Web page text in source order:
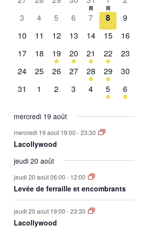
de
Évènements
évènement,évènement,
évènement,évènements,
0
3
0
4
0
5
0
évènement,
6
0
évènement,
7
0
évènement,
8
0
9
0
10
0
11
0
12
0
13
0
14
0
15
0
16
0
évènement,
17
0
évènement,
18
1
évènement,
19
2
évènements,
20
1
évènement,
21
2
évènements,
22
0
23
0
24
0
25
0
évènement,
26
0
évènement,
27
1
évènement,
28
1
évènement,
29
0
30
0
31
0
1
0
2
0
évènement,
3
0
évènement,
4
1
évènement,
5
1
6
mercredi 19 août
mercredi 19 août 19:00 -23:30
Lacollywood
jeudi 20 août
jeudi 20 août 06:00 - 12:00
Levée de ferraille et encombrants
jeudi 20 août 19:00 -23:30
Lacollywood